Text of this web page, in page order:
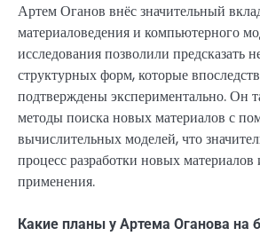
Артем Оганов внёс значительный
материаловедения и компьютерного
исследования позволили предсказать
структурных форм, которые
подтверждены экспериментально. Он
методы поиска новых материалов с
вычислительных моделей, что
процесс разработки новых
применения.
Какие планы у Артема Оганова на